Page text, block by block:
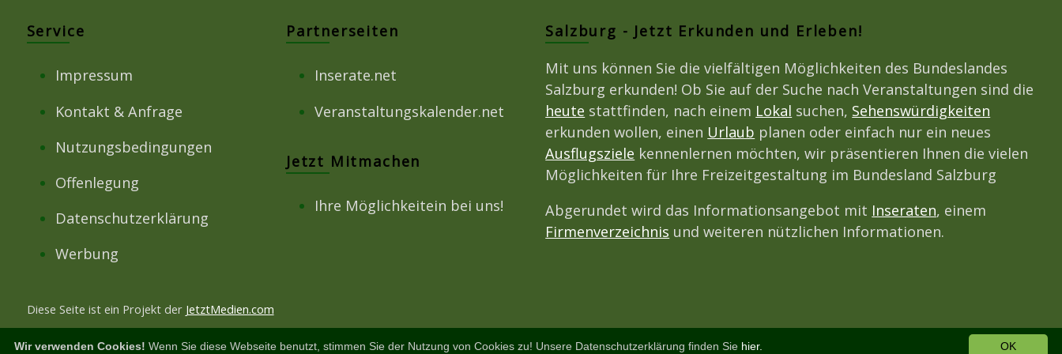
Service
Impressum
Kontakt & Anfrage
Nutzungsbedingungen
Offenlegung
Datenschutzerklärung
Werbung
Partnerseiten
Inserate.net
Veranstaltungskalender.net
Jetzt Mitmachen
Ihre Möglichkeitein bei uns!
Salzburg - Jetzt Erkunden und Erleben!
Mit uns können Sie die vielfältigen Möglichkeiten des Bundeslandes
Salzburg erkunden! Ob Sie auf der Suche nach Veranstaltungen sind die
heute stattfinden, nach einem Lokal suchen, Sehenswürdigkeiten
erkunden wollen, einen Urlaub planen oder einfach nur ein neues
Ausflugsziele kennenlernen möchten, wir präsentieren Ihnen die vielen
Möglichkeiten für Ihre Freizeitgestaltung im Bundesland Salzburg
Abgerundet wird das Informationsangebot mit Inseraten, einem
Firmenverzeichnis und weiteren nützlichen Informationen.
Diese Seite ist ein Projekt der JetztMedien.com
OK
Wir verwenden Cookies! Wenn Sie diese Webseite benutzt, stimmen Sie der Nutzung von Cookies zu! Unsere Datenschutzerklärung finden Sie hier.